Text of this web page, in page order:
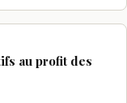
au profit des